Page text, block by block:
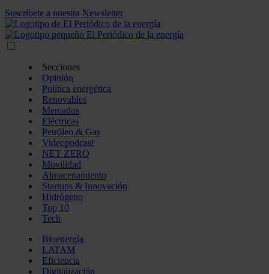
Suscríbete a nuestra Newsletter
Secciones
Opinión
Política energética
Renovables
Mercados
Eléctricas
Petróleo & Gas
Videopodcast
NET ZERO
Movilidad
Almacenamiento
Startups & Innovación
Hidrógeno
Top 10
Tech
Bioenergía
LATAM
Eficiencia
Digitalización